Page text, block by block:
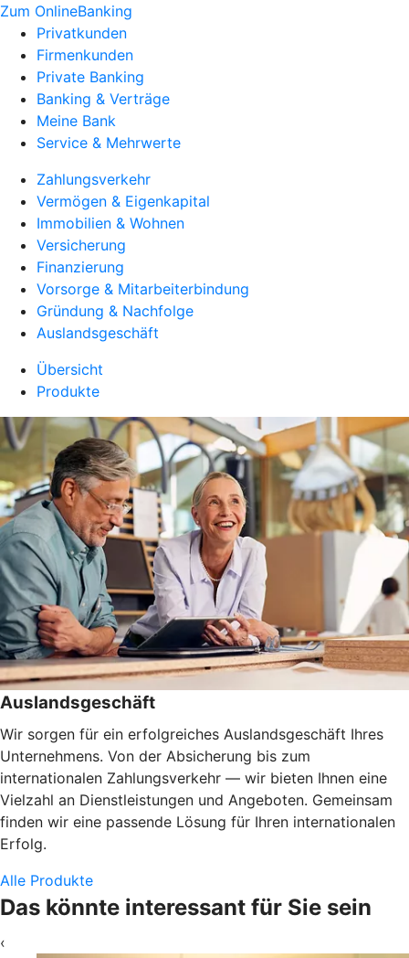
Zum OnlineBanking
Privatkunden
Firmenkunden
Private Banking
Banking & Verträge
Meine Bank
Service & Mehrwerte
Zahlungsverkehr
Vermögen & Eigenkapital
Immobilien & Wohnen
Versicherung
Finanzierung
Vorsorge & Mitarbeiterbindung
Gründung & Nachfolge
Auslandsgeschäft
Übersicht
Produkte
Auslandsgeschäft
Wir sorgen für ein erfolgreiches Auslandsgeschäft Ihres
Unternehmens. Von der Absicherung bis zum
internationalen Zahlungsverkehr — wir bieten Ihnen eine
Vielzahl an Dienstleistungen und Angeboten. Gemeinsam
finden wir eine passende Lösung für Ihren internationalen
Erfolg.
Alle Produkte
Das könnte interessant für Sie sein
‹